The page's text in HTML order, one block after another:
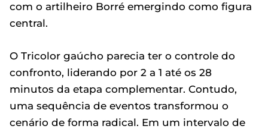
com o artilheiro Borré emergindo como figura
central.
O Tricolor gaúcho parecia ter o controle do
confronto, liderando por 2 a 1 até os 28
minutos da etapa complementar. Contudo,
uma sequência de eventos transformou o
cenário de forma radical. Em um intervalo de